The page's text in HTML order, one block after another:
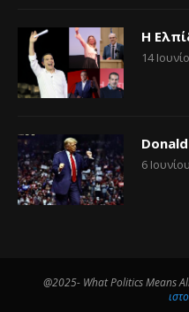
Η
14
6
@2025- What Politics Means